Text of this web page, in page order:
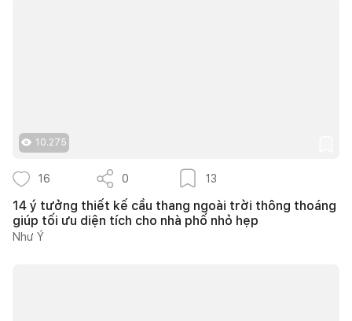
10.275
16 0 13
14 ý tưởng thiết kế cầu thang ngoài trời thông thoáng
giúp tối ưu diện tích cho nhà phố nhỏ hẹp
Như Ý